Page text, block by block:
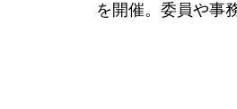
を開催。委員や事